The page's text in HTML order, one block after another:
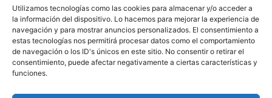
Utilizamos tecnologías como las cookies para almacenar y/o acceder a
la información del dispositivo. Lo hacemos para mejorar la experiencia de
navegación y para mostrar anuncios personalizados. El consentimiento a
estas tecnologías nos permitirá procesar datos como el comportamiento
de navegación o los ID's únicos en este sitio. No consentir o retirar el
consentimiento, puede afectar negativamente a ciertas características y
funciones.
Política de Privacidad
Aviso Legal